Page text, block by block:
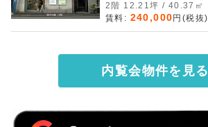
2階 12.21坪 / 40.37㎡
賃料: 240,000 円(税抜)
内覧会物件を見る